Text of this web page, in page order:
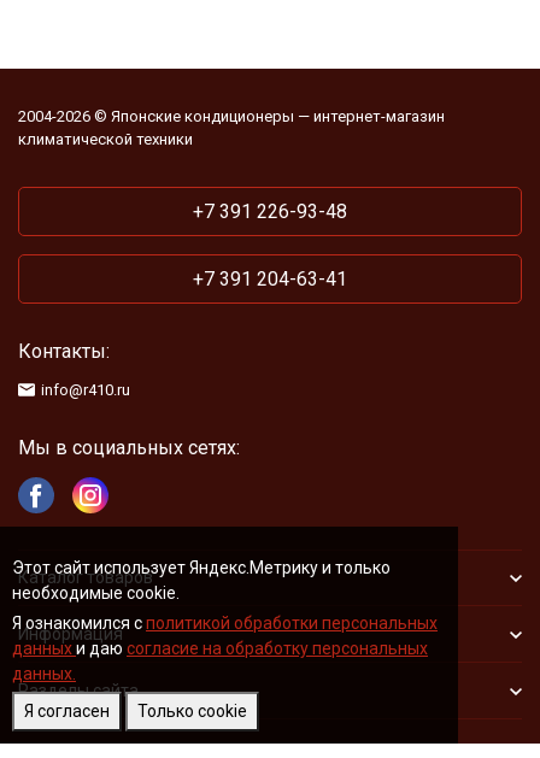
Этот сайт использует Яндекс.Метрику и только
необходимые cookie.
Я ознакомился сполитикой обработки персональных
данныхи даю согласие на обработку персональных
данных.
Я согласен
Только cookie
2004-2026 © Японские кондиционеры — интернет-магазин
климатической техники
+7 391 226-93-48
+7 391 204-63-41
Контакты:
info@r410.ru
Мы в социальных сетях:
Каталог товаров
Информация
Разделы сайта